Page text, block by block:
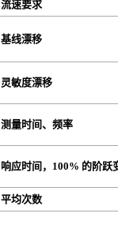
流速要求
基线漂移
灵敏度漂移
测量时间、频率
响应时间，100% 的阶跃
平均次数